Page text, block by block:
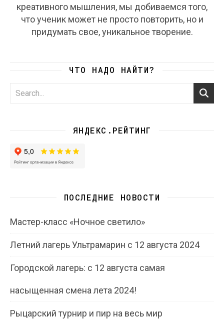
креативного мышления, мы добиваемся того,
что ученик может не просто повторить, но и
придумать свое, уникальное творение.
ЧТО НАДО НАЙТИ?
ЯНДЕКС.РЕЙТИНГ
ПОСЛЕДНИЕ НОВОСТИ
Мастер-класс «Ночное светило»
Летний лагерь Ультрамарин с 12 августа 2024
Городской лагерь: с 12 августа самая
насыщенная смена лета 2024!
Рыцарский турнир и пир на весь мир